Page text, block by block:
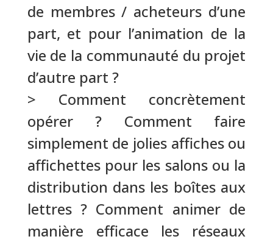
de membres / acheteurs d’une
part, et pour l’animation de la
vie de la communauté du projet
d’autre part ?
> Comment concrètement
opérer ? Comment faire
simplement de jolies affiches ou
affichettes pour les salons ou la
distribution dans les boîtes aux
lettres ? Comment animer de
manière efficace les réseaux